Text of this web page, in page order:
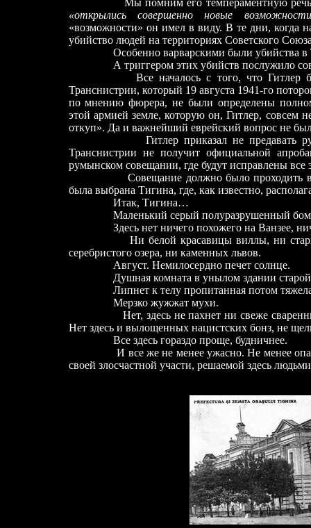
Мы помним его темпераментную
«открылись совершенно новые
«возможности» он имел в виду. В те дни, когда
убийство людей на территориях Советского
Особенно варварскими были убийства в
А триггером этих убийств послужило
Все началось с того, что Гитлер
Транснистрии, который 19 августа 1941-го
по мнению фюрера, не были определены
этой армией земле, которую он, Гитлер, совсем
откуп». Да и важнейший еврейский вопрос не
Гитлер приказал не предавать
Транснистрии не получит официальной
румынском совещании, где будут исправлены все
Совещание должно было проходить
была выбрана Тигина, где, как известно,
Итак, Тигина…
Маленький серый полуразрушенный
Здесь нет ничего похожего на Ванзее,
Ни белой красавицы виллы, ни
серебристого озера, ни каменных львов.
Август. Немилосердно печет солнце.
Душная комната в унылом здании старой
Липнет к телу пропитанная потом
Мерзко жужжат мухи.
Нет, здесь не пахнет ни свеже
Нет здесь и вылощенных нацистских бонз, не
Все здесь гораздо проще, будничнее.
И все же не менее ужасно. Не менее
своей злосчастной участи, решаемой здесь